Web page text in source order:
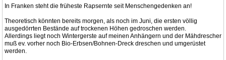
In Franken steht die früheste Rapsernte seit Menschengedenken an!
Theoretisch könnten bereits morgen, als noch im Juni, die ersten völlig
ausgedörrten Bestände auf trockenen Höhen gedroschen werden.
Allerdings liegt noch Wintergerste auf meinen Anhängern und der Mähdrescher
muß ev. vorher noch Bio-Erbsen/Bohnen-Dreck dreschen und umgerüstet
werden.